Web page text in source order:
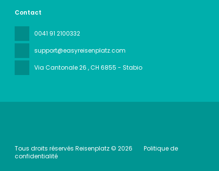
Contact
0041 91 2100332
support@easyreisenplatz.com
Via Cantonale 26 , CH 6855 - Stabio
Tous droits réservés Reisenplatz © 2026
Politique de
confidentialité